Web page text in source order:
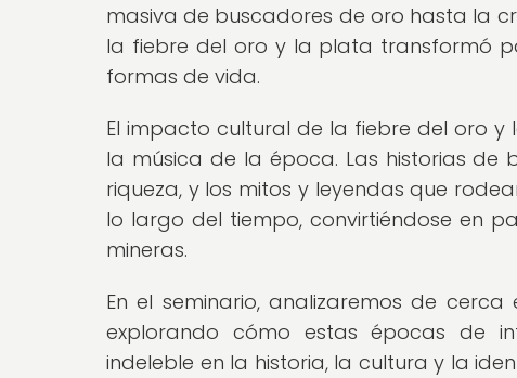
masiva de buscadores de oro hasta la
la fiebre del oro y la plata transformó
formas de vida.
El impacto cultural de la fiebre del oro
la música de la época. Las historias
riqueza, y los mitos y leyendas que
lo largo del tiempo, convirtiéndose en
mineras.
En el seminario, analizaremos de
explorando cómo estas épocas de
indeleble en la historia, la cultura y la